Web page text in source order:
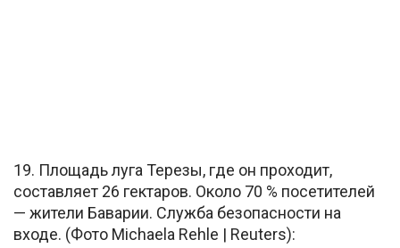
19. Площадь луга Терезы, где он проходит,
составляет 26 гектаров. Около 70 % посетителей
— жители Баварии. Служба безопасности на
входе. (Фото Michaela Rehle | Reuters):